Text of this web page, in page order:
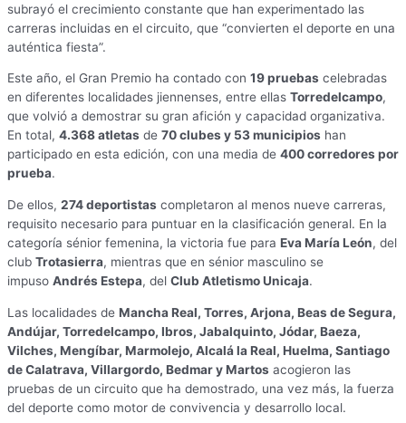
subrayó el crecimiento constante que han experimentado las
carreras incluidas en el circuito, que “convierten el deporte en una
auténtica fiesta”.
Este año, el Gran Premio ha contado con 19 pruebas celebradas
en diferentes localidades jiennenses, entre ellas Torredelcampo,
que volvió a demostrar su gran afición y capacidad organizativa.
En total, 4.368 atletas de 70 clubes y 53 municipios han
participado en esta edición, con una media de 400 corredores por
prueba.
De ellos, 274 deportistas completaron al menos nueve carreras,
requisito necesario para puntuar en la clasificación general. En la
categoría sénior femenina, la victoria fue para Eva María León, del
club Trotasierra, mientras que en sénior masculino se
impuso Andrés Estepa, del Club Atletismo Unicaja.
Las localidades de Mancha Real, Torres, Arjona, Beas de Segura,
Andújar, Torredelcampo, Ibros, Jabalquinto, Jódar, Baeza,
Vilches, Mengíbar, Marmolejo, Alcalá la Real, Huelma, Santiago
de Calatrava, Villargordo, Bedmar y Martos acogieron las
pruebas de un circuito que ha demostrado, una vez más, la fuerza
del deporte como motor de convivencia y desarrollo local.